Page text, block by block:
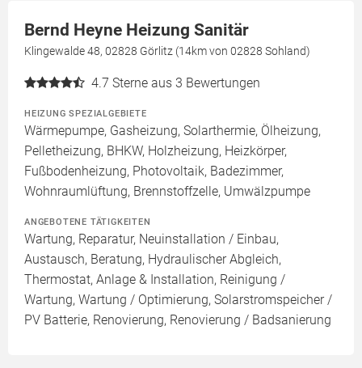
Bernd Heyne Heizung Sanitär
Klingewalde 48, 02828 Görlitz (14km von 02828 Sohland)
4.7 Sterne aus 3 Bewertungen
HEIZUNG SPEZIALGEBIETE
Wärmepumpe, Gasheizung, Solarthermie, Ölheizung,
Pelletheizung, BHKW, Holzheizung, Heizkörper,
Fußbodenheizung, Photovoltaik, Badezimmer,
Wohnraumlüftung, Brennstoffzelle, Umwälzpumpe
ANGEBOTENE TÄTIGKEITEN
Wartung, Reparatur, Neuinstallation / Einbau,
Austausch, Beratung, Hydraulischer Abgleich,
Thermostat, Anlage & Installation, Reinigung /
Wartung, Wartung / Optimierung, Solarstromspeicher /
PV Batterie, Renovierung, Renovierung / Badsanierung